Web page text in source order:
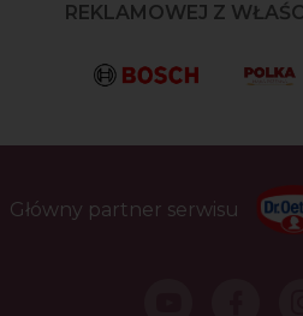
REKLAMOWEJ Z
Główny partner serwisu